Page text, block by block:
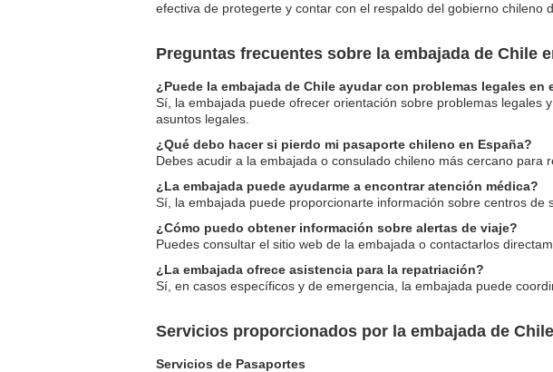
efectiva de protegerte y contar con el respaldo del gobierno chileno
Preguntas frecuentes sobre la embajada de Chile
¿Puede la embajada de Chile ayudar con problemas legales en
Sí, la embajada puede ofrecer orientación sobre problemas legales
asuntos legales.
¿Qué debo hacer si pierdo mi pasaporte chileno en España?
Debes acudir a la embajada o consulado chileno más cercano para
¿La embajada puede ayudarme a encontrar atención médica?
Sí, la embajada puede proporcionarte información sobre centros de
¿Cómo puedo obtener información sobre alertas de viaje?
Puedes consultar el sitio web de la embajada o contactarlos
¿La embajada ofrece asistencia para la repatriación?
Sí, en casos específicos y de emergencia, la embajada puede
Servicios proporcionados por la embajada de
Servicios de Pasaportes